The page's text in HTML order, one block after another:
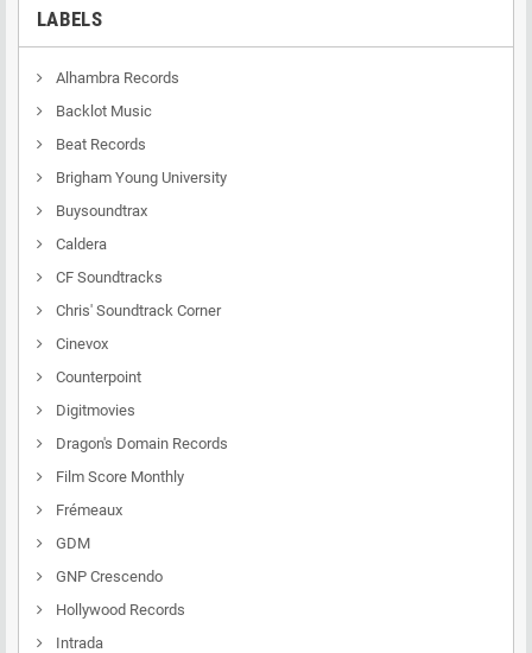
LABELS
Alhambra Records
Backlot Music
Beat Records
Brigham Young University
Buysoundtrax
Caldera
CF Soundtracks
Chris' Soundtrack Corner
Cinevox
Counterpoint
Digitmovies
Dragon's Domain Records
Film Score Monthly
Frémeaux
GDM
GNP Crescendo
Hollywood Records
Intrada